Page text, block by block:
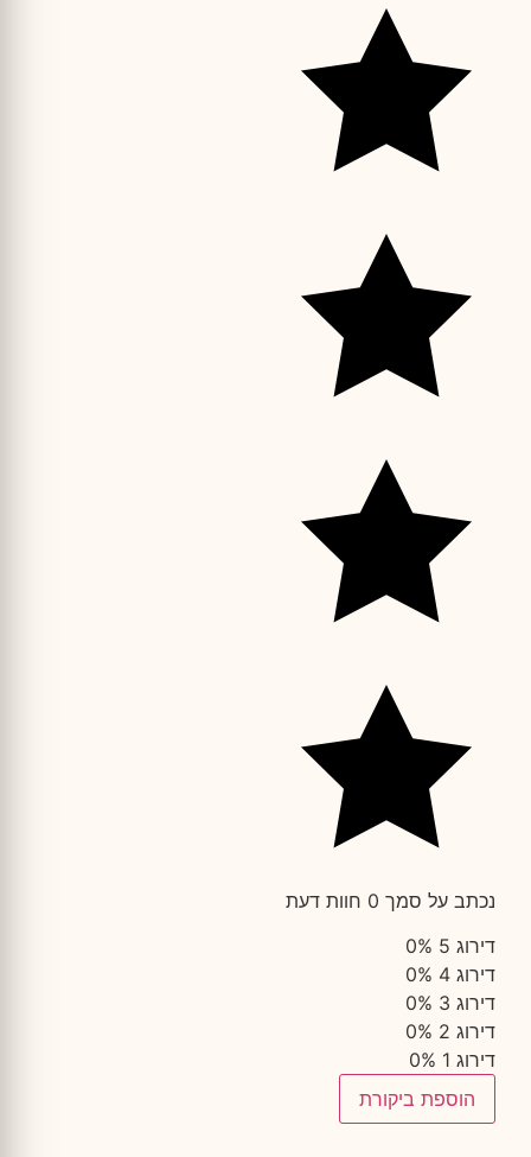
נכתב על סמך 0 חוות דעת
דירוג 5
0%
דירוג 4
0%
דירוג 3
0%
דירוג 2
0%
דירוג 1
0%
הוספת ביקורת